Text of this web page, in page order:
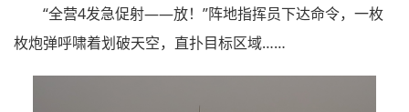
“全营4发急促射——放！”阵地指挥员下达命令，一枚
枚炮弹呼啸着划破天空，直扑目标区域……